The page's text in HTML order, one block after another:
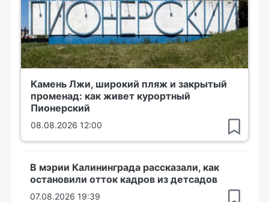
Камень Лжи, широкий пляж и закрытый
променад: как живет курортный
Пионерский
08.08.2026 12:00
В мэрии Калининграда рассказали, как
остановили отток кадров из детсадов
07.08.2026 19:39